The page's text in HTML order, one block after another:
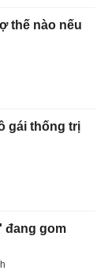
thế nào nếu
gái thống trị
đang gom